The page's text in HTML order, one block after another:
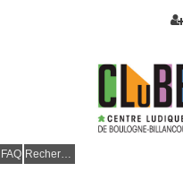
FAQ Rechercher